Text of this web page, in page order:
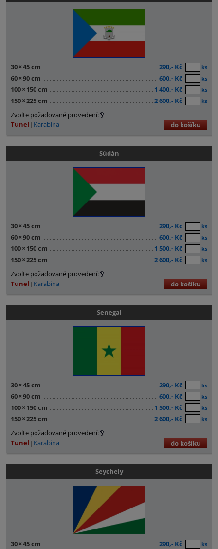
30×45 cm 290,- Kč ks
60×90 cm 600,- Kč ks
100× 150 cm 1 400,- Kč ks
150×225 cm 2 600,- Kč ks
Zvolte požadované provedení:
Tunel
Karabina do košíku
Súdán
30×45 cm 290,- Kč ks
60×90 cm 600,- Kč ks
100× 150 cm 1 500,- Kč ks
150×225 cm 2 600,- Kč ks
Zvolte požadované provedení:
Tunel
Karabina do košíku
Senegal
30×45 cm 290,- Kč ks
60×90 cm 600,- Kč ks
100× 150 cm 1 500,- Kč ks
150×225 cm 2 600,- Kč ks
Zvolte požadované provedení:
Tunel
Karabina do košíku
Seychely
30×45 cm 290,- Kč ks